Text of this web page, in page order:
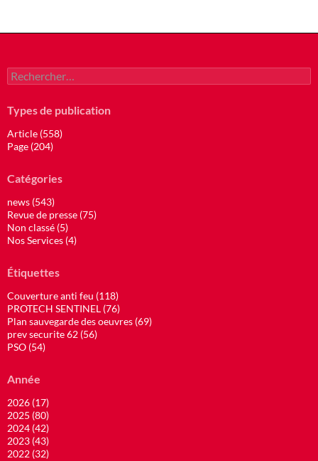
Rechercher :
Types de publication
Article (558)
Page (204)
Catégories
news (543)
Revue de presse (75)
Non classé (5)
Nos Services (4)
Étiquettes
Couverture anti feu (118)
PROTECH SENTINEL (76)
Plan sauvegarde des oeuvres (69)
prev securite 62 (56)
PSO (54)
Année
2026 (17)
2025 (80)
2024 (42)
2023 (43)
2022 (32)